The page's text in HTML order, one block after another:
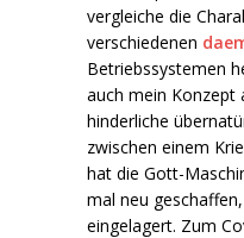
vergleiche die
verschiedenen
Betriebssystemen
auch mein Konzept
hinderliche
zwischen einem
hat die Gott-
mal neu
eingelagert. Zum